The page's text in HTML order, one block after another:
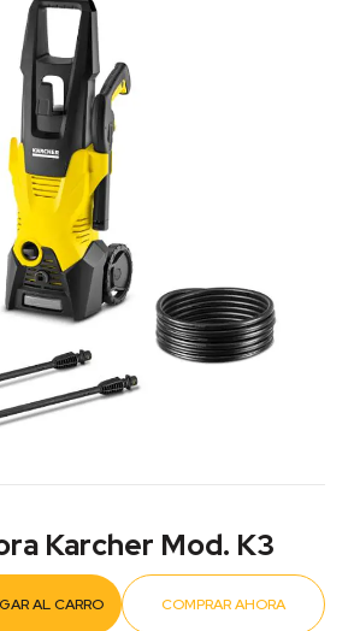
Karcher Mod. K3
AL CARRO COMPRAR AHORA